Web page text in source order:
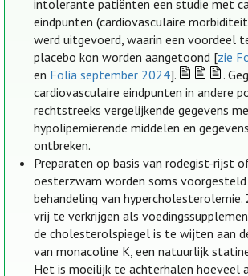
intolerante patiënten een studie met
eindpunten (cardiovasculaire
werd uitgevoerd, waarin een voordeel
placebo kon worden aangetoond [zie
en Folia september 2024].
.
cardiovasculaire eindpunten in andere
rechtstreeks vergelijkende gegevens
hypolipemiërende middelen en
ontbreken.
Preparaten op basis van rodegist-rijst
oesterzwam worden soms
behandeling van hypercholesterolemie.
vrij te verkrijgen als
de cholesterolspiegel is te wijten aan
van monacoline K, een natuurlijk
Het is moeilijk te achterhalen hoeveel